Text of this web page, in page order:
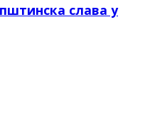
слава у